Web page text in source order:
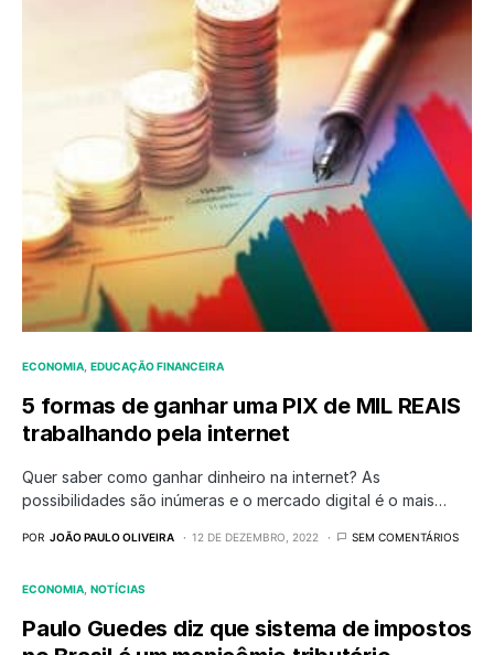
ECONOMIA EDUCAÇÃO FINANCEIRA
5 formas de ganhar uma PIX de MIL REAIS
trabalhando pela internet
Quer saber como ganhar dinheiro na internet? As
possibilidades são inúmeras e o mercado digital é o mais…
POR JOÃO PAULO OLIVEIRA 12 DE DEZEMBRO, 2022 SEM COMENTÁRIOS
ECONOMIA NOTÍCIAS
Paulo Guedes diz que sistema de impostos